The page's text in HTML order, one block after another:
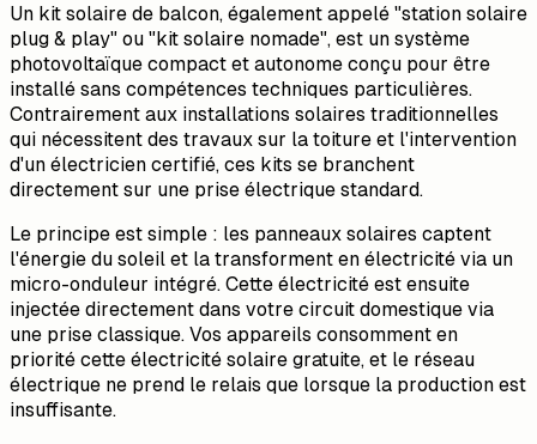
Un kit solaire de balcon, également appelé "station solaire
plug & play" ou "kit solaire nomade", est un système
photovoltaïque compact et autonome conçu pour être
installé sans compétences techniques particulières.
Contrairement aux installations solaires traditionnelles
qui nécessitent des travaux sur la toiture et l'intervention
d'un électricien certifié, ces kits se branchent
directement sur une prise électrique standard.
Le principe est simple : les panneaux solaires captent
l'énergie du soleil et la transforment en électricité via un
micro-onduleur intégré. Cette électricité est ensuite
injectée directement dans votre circuit domestique via
une prise classique. Vos appareils consomment en
priorité cette électricité solaire gratuite, et le réseau
électrique ne prend le relais que lorsque la production est
insuffisante.